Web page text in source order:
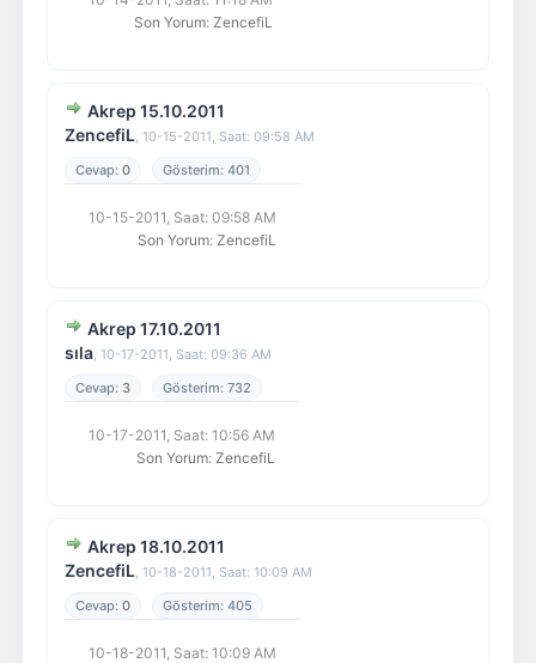
Son Yorum: ZencefiL
Akrep 15.10.2011
ZencefiL, 10-15-2011, Saat: 09:58 AM
0
401
10-15-2011, Saat: 09:58 AM
Son Yorum: ZencefiL
Akrep 17.10.2011
sıla, 10-17-2011, Saat: 09:36 AM
3
732
10-17-2011, Saat: 10:56 AM
Son Yorum: ZencefiL
Akrep 18.10.2011
ZencefiL, 10-18-2011, Saat: 10:09 AM
0
405
10-18-2011, Saat: 10:09 AM